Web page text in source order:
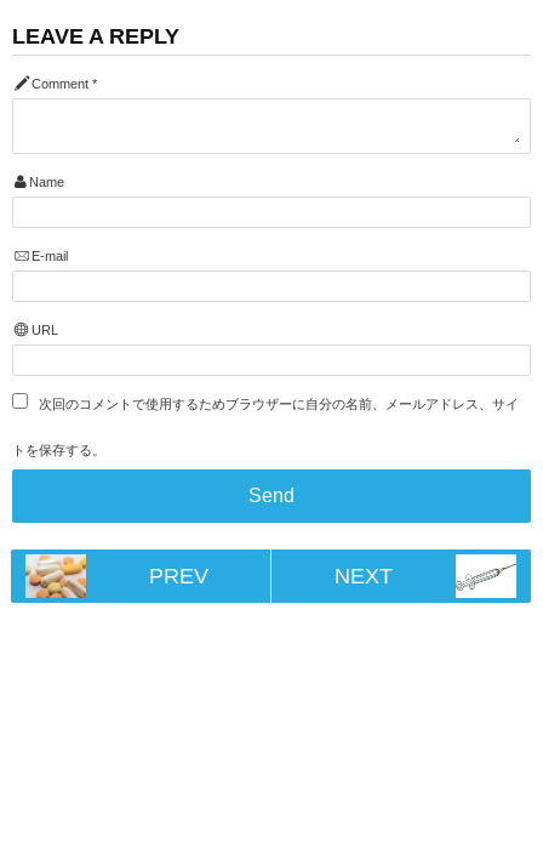
LEAVE A REPLY
Comment *
Name
E-mail
URL
次回のコメントで使用するためブラウザーに自分の名前、メールアドレス、サイ
トを保存する。
PREV NEXT